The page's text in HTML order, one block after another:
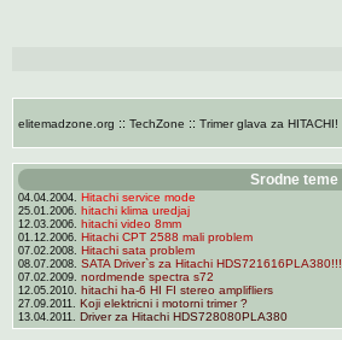
elitemadzone.org :: TechZone :: Trimer glava za HITACHI!
Srodne teme
04.04.2004. Hitachi service mode
25.01.2006. hitachi klima uredjaj
12.03.2006. hitachi video 8mm
01.12.2006. Hitachi CPT 2588 mali problem
07.02.2008. Hitachi sata problem
08.07.2008. SATA Driver`s za Hitachi HDS721616PLA380!!!
07.02.2009. nordmende spectra s72
12.05.2010. hitachi ha-6 HI FI stereo amplifliers
27.09.2011. Koji elektricni i motorni trimer ?
13.04.2011. Driver za Hitachi HDS728080PLA380